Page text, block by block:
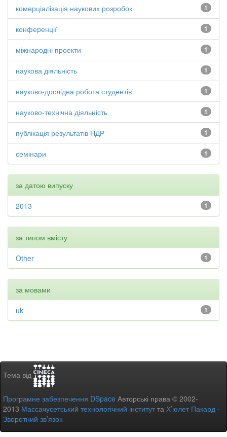
1
комерціалізація наукових розробок
1
конференції
1
міжнародні проекти
1
наукова діяльність
1
науково-дослідна робота студентів
1
науково-технічна діяльність
1
публікація результатів НДР
1
семінари
за датою випуску
1
2013
за типом вмісту
1
Other
за мовами
1
uk
Тема від
Програмне забезпечення DSpace Авторські права © 2002-
2013 Массачусетський технологічний інститутта Х’юлет Пакард -
Зворотний зв’язок